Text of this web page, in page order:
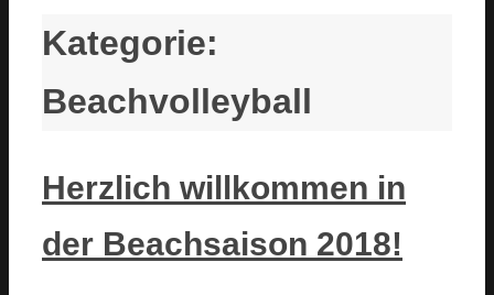
Kategorie:
Beachvolleyball
Herzlich willkommen in
der Beachsaison 2018!